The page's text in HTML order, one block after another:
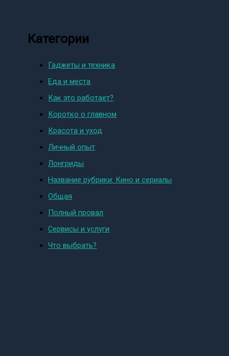
Категории
Гаджеты и техника
Еда и места
Как это работает?
Коротко о главном
Красота и уход
Личный опыт
Лонгриды
Название рубрики: Кино и сериалы
Общая
Полный провал
Сервисы и услуги
Что выбрать?